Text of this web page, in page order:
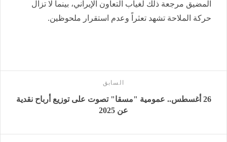
المضيق مرجعة ذلك لغياب التعاون الإيراني، بينما لا تزال
حركة الملاحة تشهد تعثراً وعدم استقرار ملحوظين.
السابق
26 أغسطس.. عمومية "مسقا" تصوت على توزيع أرباح نقدية
عن 2025